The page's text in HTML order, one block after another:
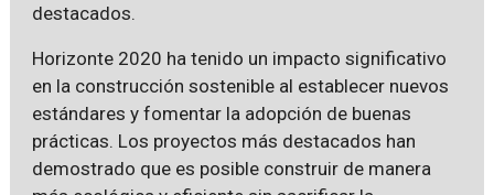
destacados.
Horizonte 2020 ha tenido un impacto significativo
en la construcción sostenible al establecer nuevos
estándares y fomentar la adopción de buenas
prácticas. Los proyectos más destacados han
demostrado que es posible construir de manera